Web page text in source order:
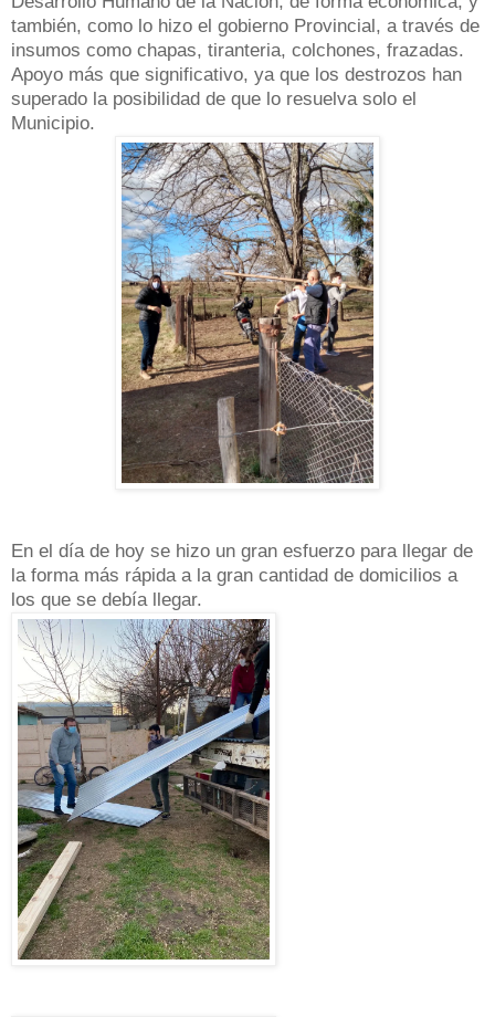
también, como lo hizo el gobierno Provincial, a través de
insumos como chapas, tiranteria, colchones, frazadas.
Apoyo más que significativo, ya que los destrozos han
superado la posibilidad de que lo resuelva solo el
Municipio.
En el día de hoy se hizo un gran esfuerzo para llegar de
la forma más rápida a la gran cantidad de domicilios a
los que se debía llegar.